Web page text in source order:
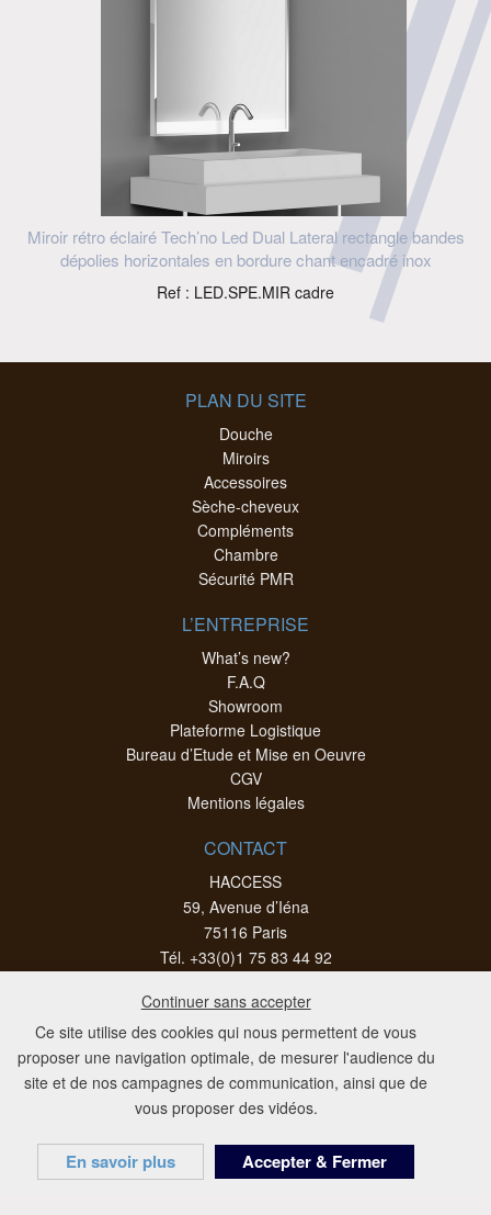
Miroir rétro éclairé Tech’no Led Dual Lateral rectangle bandes
dépolies horizontales en bordure chant encadré inox
Ref : LED.SPE.MIR cadre
PLAN DU SITE
Douche
Miroirs
Accessoires
Sèche-cheveux
Compléments
Chambre
Sécurité PMR
L’ENTREPRISE
What’s new?
F.A.Q
Showroom
Plateforme Logistique
Bureau d’Etude et Mise en Oeuvre
CGV
Mentions légales
CONTACT
HACCESS
59, Avenue d’Iéna
75116 Paris
Tél. +33(0)1 75 83 44 92
Nous contacter par e-mail
Paramètre des cookies
HACCESS SAS • SAS au capital de 80.000 € • Responsable : Jean-Luc Ponzo •
Siège Social : 59 Avenue d’Iéna • 75116 Paris • FRANCE • Téléphone : +33
Continuer sans accepter
Ce site utilise des cookies qui nous permettent de vous
proposer une navigation optimale, de mesurer l'audience du
site et de nos campagnes de communication, ainsi que de
vous proposer des vidéos.
En savoir plus Accepter & Fermer